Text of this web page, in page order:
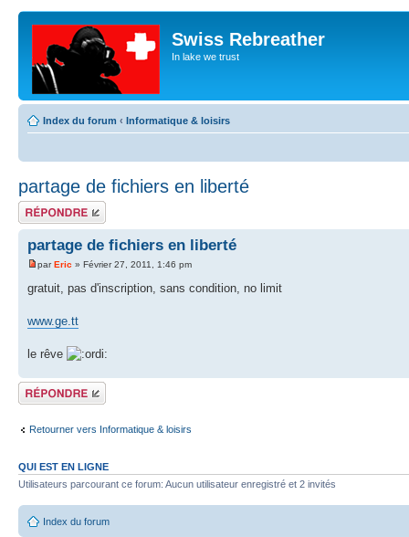
Swiss Rebreather
In lake we trust
Index du forum ‹ Informatique & loisirs
partage de fichiers en liberté
Répondre
partage de fichiers en liberté
parEric » Février 27, 2011, 1:46 pm
gratuit, pas d'inscription, sans condition, no limit
www.ge.tt
le rêve
Répondre
Retourner vers Informatique & loisirs
QUI EST EN LIGNE
Utilisateurs parcourant ce forum: Aucun utilisateur enregistré et 2 invités
Index du forum